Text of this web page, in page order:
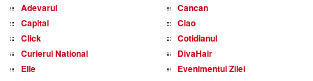
Adevarul
Cancan
Capital
Ciao
Click
Cotidianul
Curierul National
DivaHair
Elle
Evenimentul Zilei